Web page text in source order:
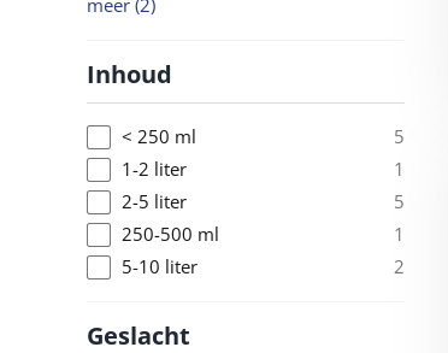
meer (2)
Inhoud
< 250 ml
5
1-2 liter
1
2-5 liter
5
250-500 ml
1
5-10 liter
2
Geslacht